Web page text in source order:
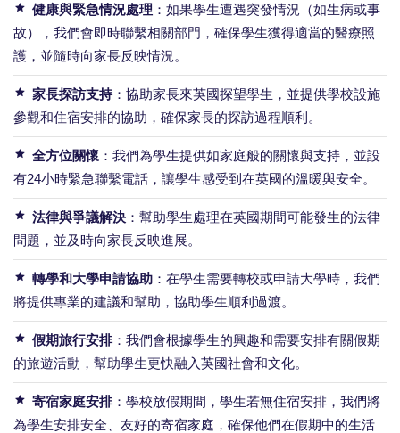
健康與緊急情況處理 ：如果學生遭遇突發情況（如生病或事
故），我們會即時聯繫相關部門，確保學生獲得適當的醫療照
護，並隨時向家長反映情況。
家長探訪支持：協助家長來英國探望學生，並提供學校設施
參觀和住宿安排的協助，確保家長的探訪過程順利。
全方位關懷 ：我們為學生提供如家庭般的關懷與支持，並設
有24小時緊急聯繫電話，讓學生感受到在英國的溫暖與安全。
法律與爭議解決：幫助學生處理在英國期間可能發生的法律
問題，並及時向家長反映進展。
轉學和大學申請協助：在學生需要轉校或申請大學時，我們
將提供專業的建議和幫助，協助學生順利過渡。
假期旅行安排：我們會根據學生的興趣和需要安排有關假期
的旅遊活動，幫助學生更快融入英國社會和文化。
寄宿家庭安排：學校放假期間，學生若無住宿安排，我們將
為學生安排安全、友好的寄宿家庭，確保他們在假期中的生活